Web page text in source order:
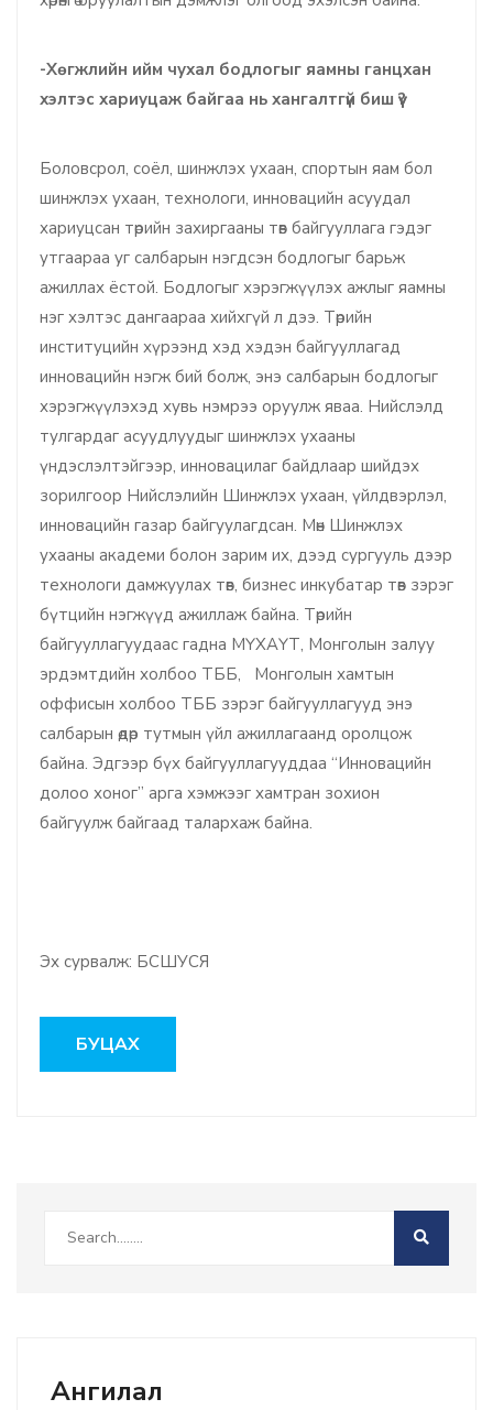
-Хөгжлийн ийм чухал бодлогыг яамны ганцхан
хэлтэс хариуцаж байгаа нь хангалтгүй биш үү?
Боловсрол, соёл, шинжлэх ухаан, спортын яам бол
шинжлэх ухаан, технологи, инновацийн асуудал
хариуцсан төрийн захиргааны төв байгууллага гэдэг
утгаараа уг салбарын нэгдсэн бодлогыг барьж
ажиллах ёстой. Бодлогыг хэрэгжүүлэх ажлыг яамны
нэг хэлтэс дангаараа хийхгүй л дээ. Төрийн
институцийн хүрээнд хэд хэдэн байгууллагад
инновацийн нэгж бий болж, энэ салбарын бодлогыг
хэрэгжүүлэхэд хувь нэмрээ оруулж яваа. Нийслэлд
тулгардаг асуудлуудыг шинжлэх ухааны
үндэслэлтэйгээр, инновацилаг байдлаар шийдэх
зорилгоор Нийслэлийн Шинжлэх ухаан, үйлдвэрлэл,
инновацийн газар байгуулагдсан. Мөн Шинжлэх
ухааны академи болон зарим их, дээд сургууль дээр
технологи дамжуулах төв, бизнес инкубатар төв зэрэг
бүтцийн нэгжүүд ажиллаж байна. Төрийн
байгууллагуудаас гадна МҮХАҮТ, Монголын залуу
эрдэмтдийн холбоо ТББ, Монголын хамтын
оффисын холбоо ТББ зэрэг байгууллагууд энэ
салбарын өдөр тутмын үйл ажиллагаанд оролцож
байна. Эдгээр бүх байгууллагууддаа “Инновацийн
долоо хоног” арга хэмжээг хамтран зохион
байгуулж байгаад талархаж байна.
Эх сурвалж: БСШУСЯ
БУЦАХ
Ангилал